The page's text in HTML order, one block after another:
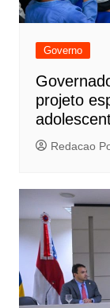
Governo
projeto
Redacao